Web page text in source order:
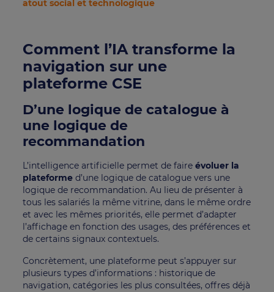
atout social et technologique
Comment l’IA transforme la
navigation sur une
plateforme CSE
D’une logique de catalogue à
une logique de
recommandation
L’intelligence artificielle permet de faireévoluer la
plateforme d’une logique de catalogue vers une
logique de recommandation. Au lieu de présenter à
tous les salariés la même vitrine, dans le même ordre
et avec les mêmes priorités, elle permet d’adapter
l’affichage en fonction des usages, des préférences et
de certains signaux contextuels.
Concrètement, une plateforme peut s’appuyer sur
plusieurs types d’informations : historique de
navigation, catégories les plus consultées, offres déjà